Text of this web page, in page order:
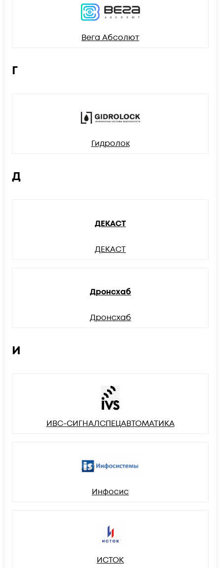
Вега Абсолют
Г
Гидролок
Д
ДЕКАСТ
ДЕКАСТ
Дронсхаб
Дронсхаб
И
ИВС-СИГНАЛСПЕЦАВТОМАТИКА
Инфосис
ИСТОК